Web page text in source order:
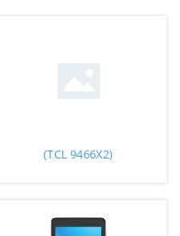
(TCL 9466X2)